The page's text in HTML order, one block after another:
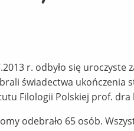
r. odbyło się
świadectwa ukończenia
Filologii Polskiej prof. dra
odebrało 65 osób.